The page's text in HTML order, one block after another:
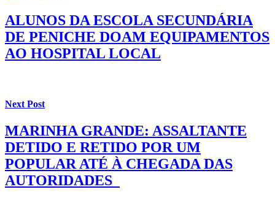
ALUNOS DA ESCOLA SECUNDÁRIA
DE PENICHE DOAM EQUIPAMENTOS
AO HOSPITAL LOCAL
Next Post
MARINHA GRANDE: ASSALTANTE
DETIDO E RETIDO POR UM
POPULAR ATÉ À CHEGADA DAS
AUTORIDADES